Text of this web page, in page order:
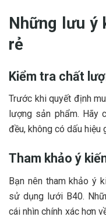
Những lưu ý
rẻ
Kiểm tra chất
Trước khi quyết định
lượng sản phẩm. Hãy
đều, không có dấu hiệu
Tham khảo ý
Bạn nên tham khảo ý
sử dụng lưới B40.
cái nhìn chính xác hơn